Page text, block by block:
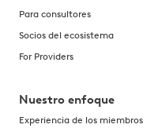
Para consultores
Socios del ecosistema
For Providers
Nuestro enfoque
Experiencia de los miembros